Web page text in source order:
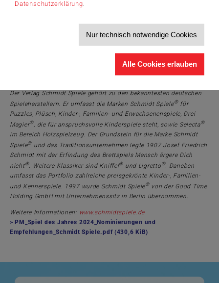
Datenschutzerklärung
Nur technisch notwendige Cookies
Alle Cookies erlauben
Schwierigkeitsstufen gespielt werden.
Typ: kooperatives Kennerspiel | Marke: Schmidt Spiele
| Anzahl
Spielende: 1-4 Personen | Alter: ab 10 Jahren | Zeit: ca. 120
Bildmaterial (Credits © Schmidt Spiele):e-Mission
Der Verlag Schmidt Spiele gehört zu den bekanntesten deutschen
Spieleherstellern. Er umfasst die Marken Schmidt Spiele®für
Puzzles, Plüsch, Kinder-, Familien- und Erwachsenenspiele, Drei
Magier®, die für anspruchsvolle Kinderspiele steht, sowie Selecta®
im Bereich Holzspielzeug. Der Grundstein für die Marke Schmidt
Spiele® und das Traditionsunternehmen legte 1907 Josef Friedrich
Schmidt mit der Erfindung des Brettspiels Mensch ärgere Dich
nicht®. Weitere Klassiker sind Kniffel® und Ligretto®. Daneben
umfasst das Portfolio zahlreiche preisgekrönte Kinder-, Familien-
und Kennerspiele. 1997 wurde Schmidt Spiele®von der Good Time
Holding GmbH mit Unternehmenssitz in Berlin übernommen.
Weitere Informationen: www.schmidtspiele.de
PM_Spiel des Jahres 2024_Nominierungen und
Empfehlungen_Schmidt Spiele.pdf(430,6 KiB)